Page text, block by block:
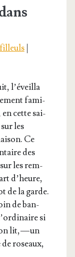
|
l’é­veilla
fami­
en cette sai­
les
Ce
des
les rem­
d’heure,
de la garde.
de ban­
si
lit, — un
roseaux,